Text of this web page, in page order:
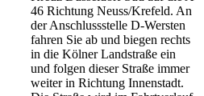
46 Richtung Neuss/Krefeld. An
der Anschlussstelle D-Wersten
fahren Sie ab und biegen rechts
in die Kölner Landstraße ein
und folgen dieser Straße immer
weiter in Richtung Innenstadt.